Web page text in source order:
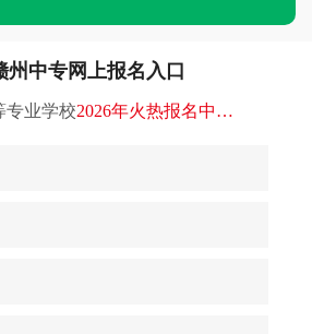
州中专网上报名入口
专业学校2026年火热报名中…